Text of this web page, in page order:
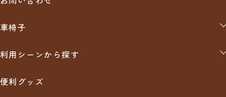
・メーカーから掛かる手数料（検品手数料、箱代、送料等）
をご負担頂いた上で、返品可能とさせていただきます。
分割払い、リボ払い可能です。※支払い回数はクレジットカード
会社によって異なります。
車椅子
【中古】車椅子
利用シーンから探す
便利グッズ